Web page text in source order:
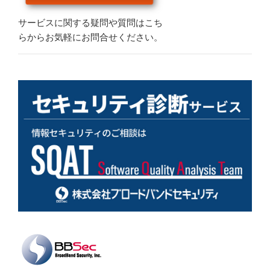
サービスに関する疑問や質問はこち
らからお気軽にお問合せください。